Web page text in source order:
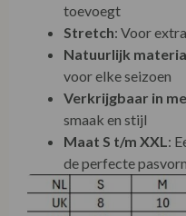
toevoegt
Stretch: Voor
Natuurlijk
voor elke seizoen
Verkrijgbaar in
smaak en stijl
Maat S t/m XXL:
de perfecte